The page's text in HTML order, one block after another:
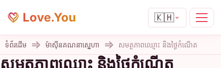
Love.You 🇰🇭
ទំព័រដើម ម៉ាស៊ីនគណនាស្នេហា សមត្ថភាពឈ្មោះ និងថ្ងៃកំណើត
សមត្ថភាពឈ្មោះ និងថ្ងៃកំណើត